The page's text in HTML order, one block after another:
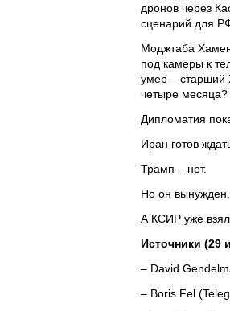
дронов через
сценарий для
Моджтаба
под камеры к
умер – старший
четыре месяца?
Дипломатия
Иран готов
Трамп – нет.
Но он вынужден.
А КСИР уже взял
Источники (29
– David
– Boris Fel